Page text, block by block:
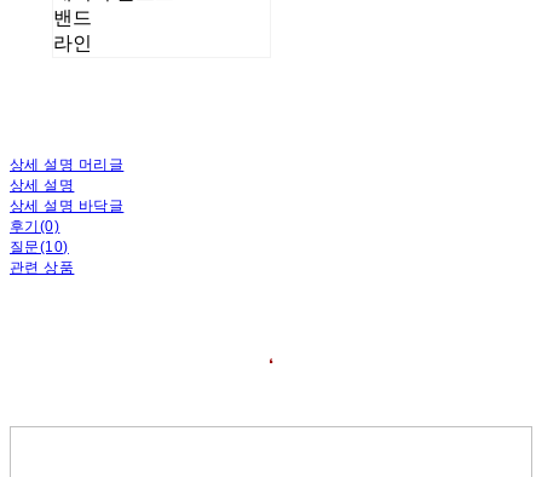
밴드
라인
상세 설명 머리글
상세 설명
상세 설명 바닥글
후기(0)
질문(10)
관련 상품
❛